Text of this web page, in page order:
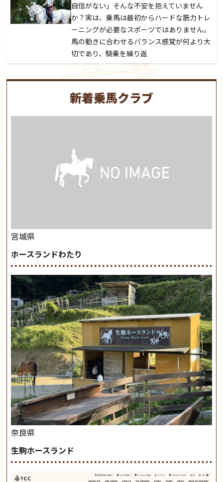
自信がない」そんな不安を抱えていません
か？実は、乗馬は最初からハードな筋力トレ
ーニングが必要なスポーツではありません。
馬の動きに合わせるバランス感覚が何より大
切であり、騎乗を繰り返
新着乗馬クラブ
宮城県
ホースランドわたり
奈良県
生駒ホースランド